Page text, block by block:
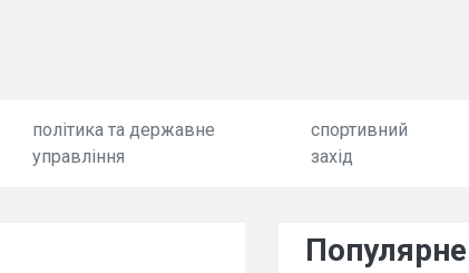
політика та державне
управління
спортивний
захід
Популярне